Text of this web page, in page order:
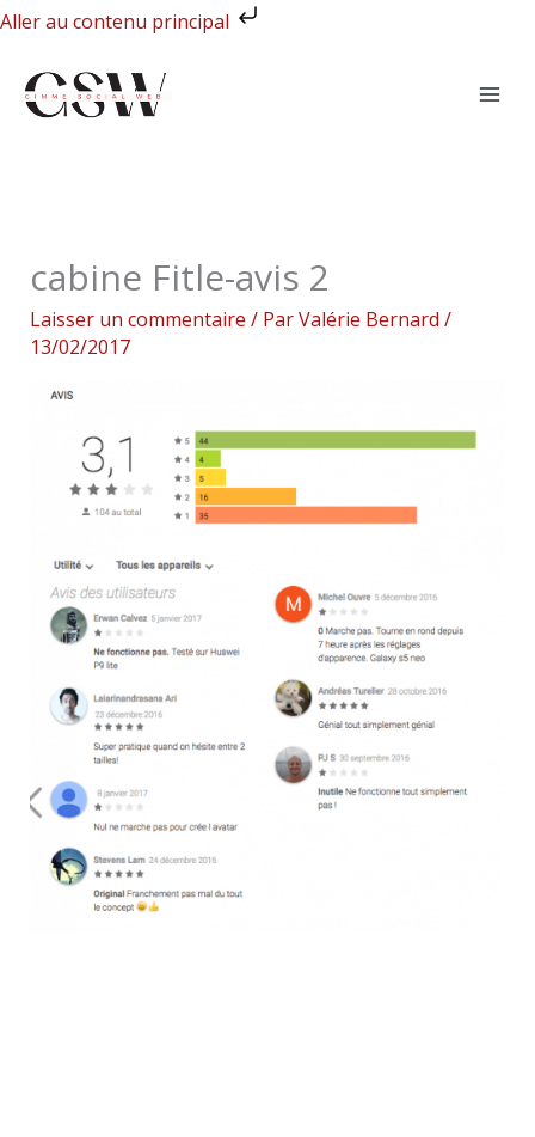
Aller au contenu principal
Aller
contenu
cabine Fitle-avis 2
Laisser un commentaire / ParValérie Bernard /
13/02/2017